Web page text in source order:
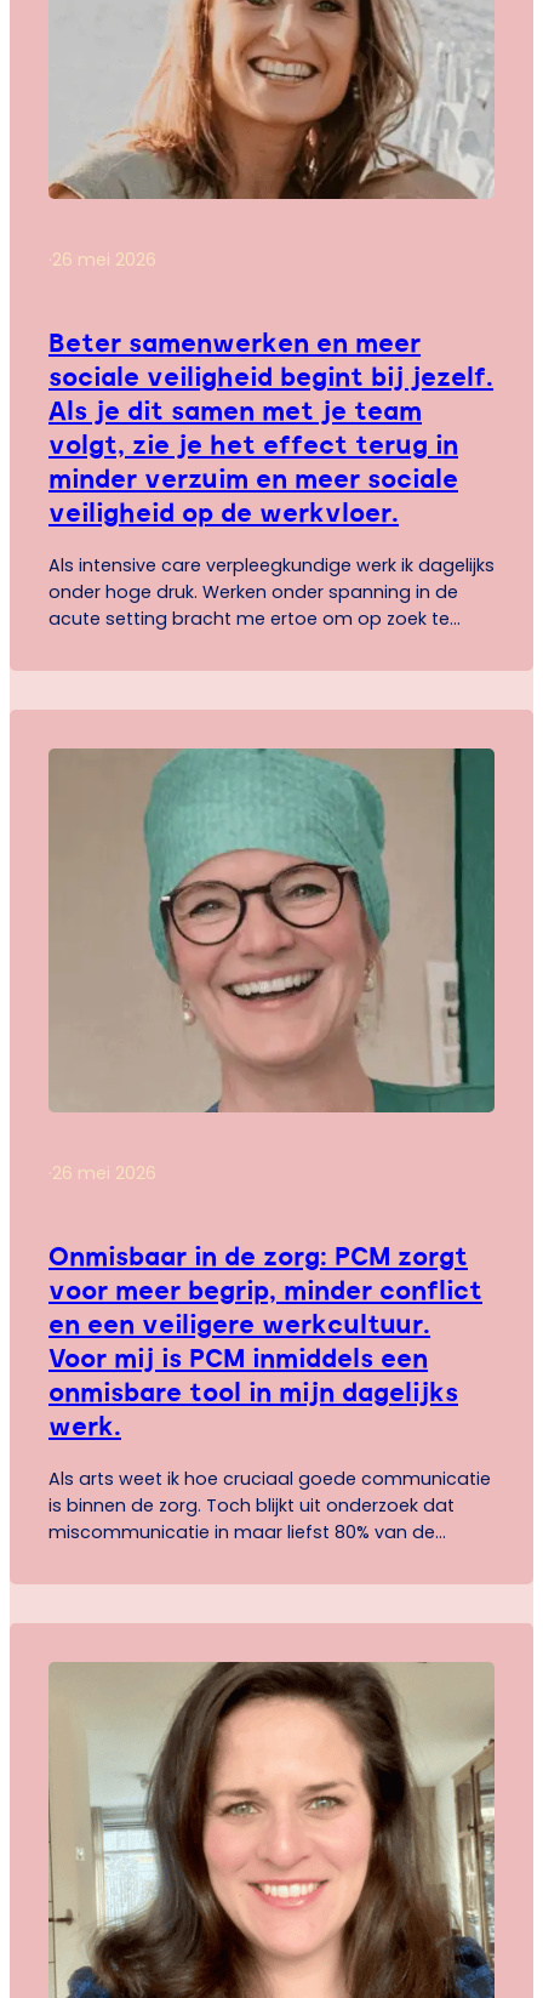
·26 mei 2026
Beter samenwerken en meer
sociale veiligheid begint bij jezelf.
Als je dit samen met je team
volgt, zie je het effect terug in
minder verzuim en meer sociale
veiligheid op de werkvloer.
Als intensive care verpleegkundige werk ik dagelijks
onder hoge druk. Werken onder spanning in de
acute setting bracht me ertoe om op zoek te
hoe ik functioneer, zodat ik bewuster kon reageren
·26 mei 2026
Onmisbaar in de zorg: PCM zorgt
voor meer begrip, minder conflict
en een veiligere werkcultuur.
Voor mij is PCM inmiddels een
onmisbare tool in mijn dagelijks
werk.
Als arts weet ik hoe cruciaal goede communicatie
is binnen de zorg. Toch blijkt uit onderzoek dat
miscommunicatie in maar liefst 80% van de
of reden om uit het vak te stappen. Ondanks dit